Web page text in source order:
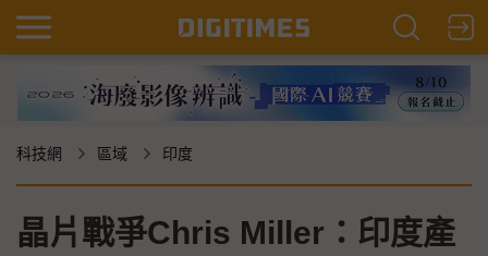
科技網 區域 印度
晶片戰爭Chris Miller：印度產